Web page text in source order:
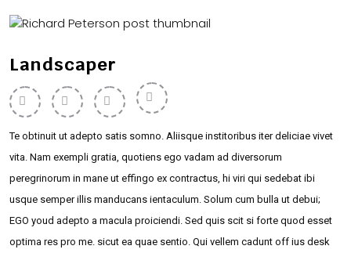
Landscaper
Te obtinuit ut adepto satis somno. Aliisque institoribus iter deliciae vivet
vita. Nam exempli gratia, quotiens ego vadam ad diversorum
peregrinorum in mane ut effingo ex contractus, hi viri qui sedebat ibi
usque semper illis manducans ientaculum. Solum cum bulla ut debui;
EGO youd adepto a macula proiciendi. Sed quis scit si forte quod esset
optima res pro me. sicut ea quae sentio. Qui vellem cadunt off ius desk